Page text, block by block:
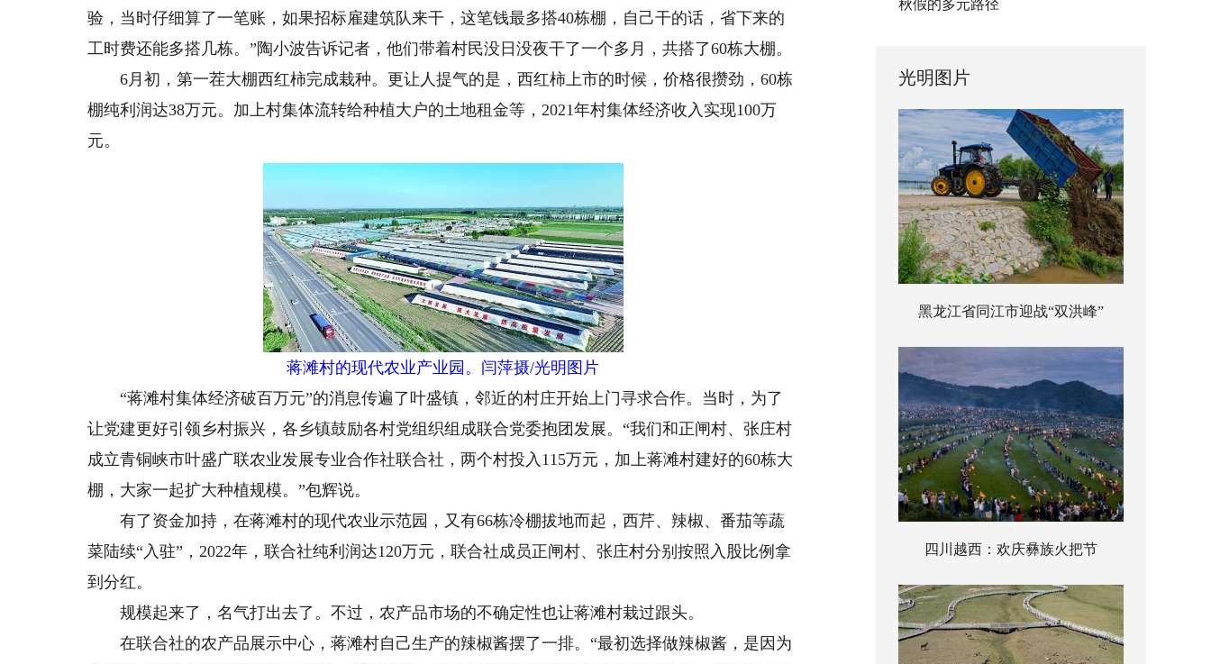
验，当时仔细算了一笔账，如果招标雇建筑队来干，这笔钱最多搭40栋棚，自己干的话，省下来的
工时费还能多搭几栋。”陶小波告诉记者，他们带着村民没日没夜干了一个多月，共搭了60栋大棚。
6月初，第一茬大棚西红柿完成栽种。更让人提气的是，西红柿上市的时候，价格很攒劲，60栋
棚纯利润达38万元。加上村集体流转给种植大户的土地租金等，2021年村集体经济收入实现100万
元。
蒋滩村的现代农业产业园。闫萍摄/光明图片
“蒋滩村集体经济破百万元”的消息传遍了叶盛镇，邻近的村庄开始上门寻求合作。当时，为了
让党建更好引领乡村振兴，各乡镇鼓励各村党组织组成联合党委抱团发展。“我们和正闸村、张庄村
成立青铜峡市叶盛广联农业发展专业合作社联合社，两个村投入115万元，加上蒋滩村建好的60栋大
棚，大家一起扩大种植规模。”包辉说。
有了资金加持，在蒋滩村的现代农业示范园，又有66栋冷棚拔地而起，西芹、辣椒、番茄等蔬
菜陆续“入驻”，2022年，联合社纯利润达120万元，联合社成员正闸村、张庄村分别按照入股比例拿
到分红。
规模起来了，名气打出去了。不过，农产品市场的不确定性也让蒋滩村栽过跟头。
在联合社的农产品展示中心，蒋滩村自己生产的辣椒酱摆了一排。“最初选择做辣椒酱，是因为
秋假的多元路径
光明图片
黑龙江省同江市迎战“双洪峰”
四川越西：欢庆彝族火把节